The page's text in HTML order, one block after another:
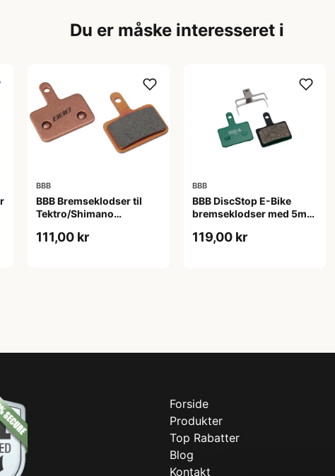
Du er måske interesseret i
BBB
BBB Bremseklodser til
Tektro/Shimano
Aquila
111,00 kr
BBB
BBB DiscStop E-Bike
bremseklodser med 5mm
særligt til elcykler -
119,00 kr
Forside
Produkter
Top Rabatter
Blog
Kontakt